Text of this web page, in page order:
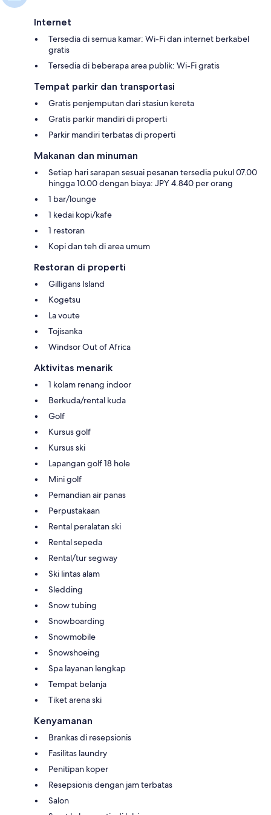
Internet
Tersedia di semua kamar: Wi-Fi dan internet berkabel
gratis
Tersedia di beberapa area publik: Wi-Fi gratis
Tempat parkir dan transportasi
Gratis penjemputan dari stasiun kereta
Gratis parkir mandiri di properti
Parkir mandiri terbatas di properti
Makanan dan minuman
Setiap hari sarapan sesuai pesanan tersedia pukul 07.00
hingga 10.00 dengan biaya: JPY 4.840 per orang
1 bar/lounge
1 kedai kopi/kafe
1 restoran
Kopi dan teh di area umum
Restoran di properti
Gilligans Island
Kogetsu
La voute
Tojisanka
Windsor Out of Africa
Aktivitas menarik
1 kolam renang indoor
Berkuda/rental kuda
Golf
Kursus golf
Kursus ski
Lapangan golf 18 hole
Mini golf
Pemandian air panas
Perpustakaan
Rental peralatan ski
Rental sepeda
Rental/tur segway
Ski lintas alam
Sledding
Snow tubing
Snowboarding
Snowmobile
Snowshoeing
Spa layanan lengkap
Tempat belanja
Tiket arena ski
Kenyamanan
Brankas di resepsionis
Fasilitas laundry
Penitipan koper
Resepsionis dengan jam terbatas
Salon